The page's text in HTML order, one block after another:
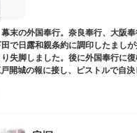
末の外国奉行。奈良奉行、大阪
で日露和親条約に調印したまし
失脚しました。後に外国奉行に
開城の報に接し、ピストルで自
にあります。